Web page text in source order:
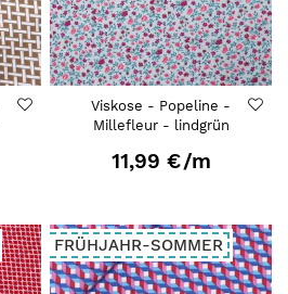
Viskose - Popeline -
Millefleur - lindgrün
11,99 €/m
FRÜHJAHR-SOMMER